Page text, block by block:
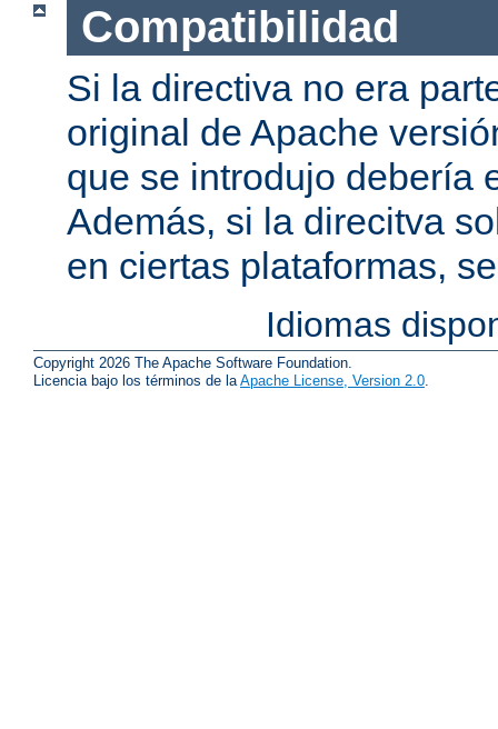
Compatibilidad
Si la directiva no era
original de Apache
que se introdujo debería
Además, si la direcitva
en ciertas plataformas,
Idiomas
Copyright 2026 The Apache Software Foundation.
Licencia bajo los términos de la Apache License, Version 2.0